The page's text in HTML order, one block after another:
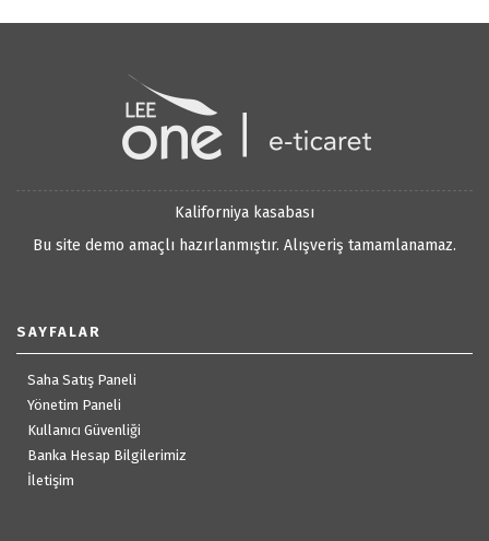
Kaliforniya kasabası
Bu site demo amaçlı hazırlanmıştır. Alışveriş tamamlanamaz.
SAYFALAR
Saha Satış Paneli
Yönetim Paneli
Kullanıcı Güvenliği
Banka Hesap Bilgilerimiz
İletişim